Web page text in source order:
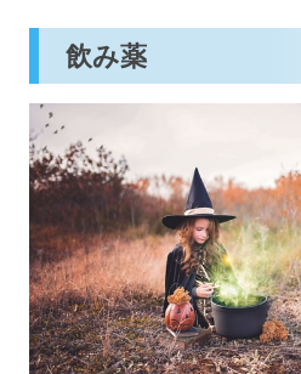
飲み薬